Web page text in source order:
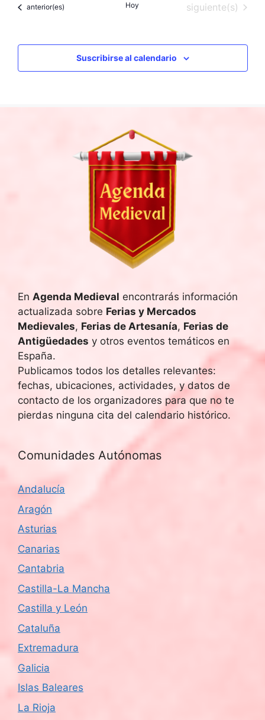
l
c
i
Eventos
anterior(es) Hoy Eventos
siguiente(s)
Suscribirse al calendario
En Agenda Medieval encontrarás información
actualizada sobre Ferias y Mercados
Medievales, Ferias de Artesanía, Ferias de
Antigüedades y otros eventos temáticos en
España.
Publicamos todos los detalles relevantes:
fechas, ubicaciones, actividades, y datos de
contacto de los organizadores para que no te
pierdas ninguna cita del calendario histórico.
Comunidades Autónomas
Andalucía
Aragón
Asturias
Canarias
Cantabria
Castilla-La Mancha
Castilla y León
Cataluña
Extremadura
Galicia
Islas Baleares
La Rioja